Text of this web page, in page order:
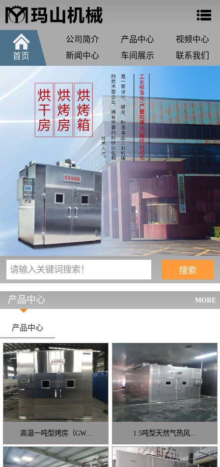
首页
公司简介 产品中心
视频中心
新闻中心
车间展示 联系我们
产品中心 MORE
产品中心
高温一吨型烤房（GW... 1.5吨型天然气热风...